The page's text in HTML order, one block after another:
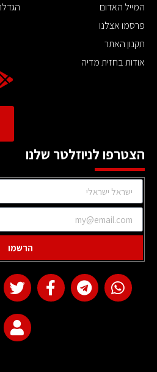
המייל האדום
פרסמו אצלנו
תקנון האתר
אודות בחזית מדיה
הצטרפו לניוזלטר שלנו
הרשמו